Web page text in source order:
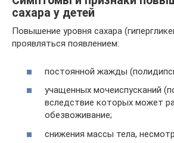
сахара у детей
Повышение уровня сахара
проявляться появлением:
постоянной жажды
учащенных мочеиспусканий
вследствие которых может
обезвоживание;
снижения массы тела,